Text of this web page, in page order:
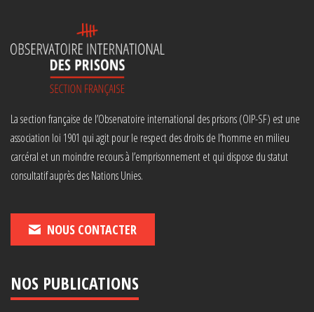
La section française de l’Observatoire international des prisons (OIP-SF) est une
association loi 1901 qui agit pour le respect des droits de l’homme en milieu
carcéral et un moindre recours à l’emprisonnement et qui dispose du statut
consultatif auprès des Nations Unies.
NOUS CONTACTER
NOS PUBLICATIONS